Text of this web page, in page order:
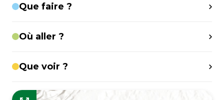
Que faire ?
Où aller ?
Que voir ?